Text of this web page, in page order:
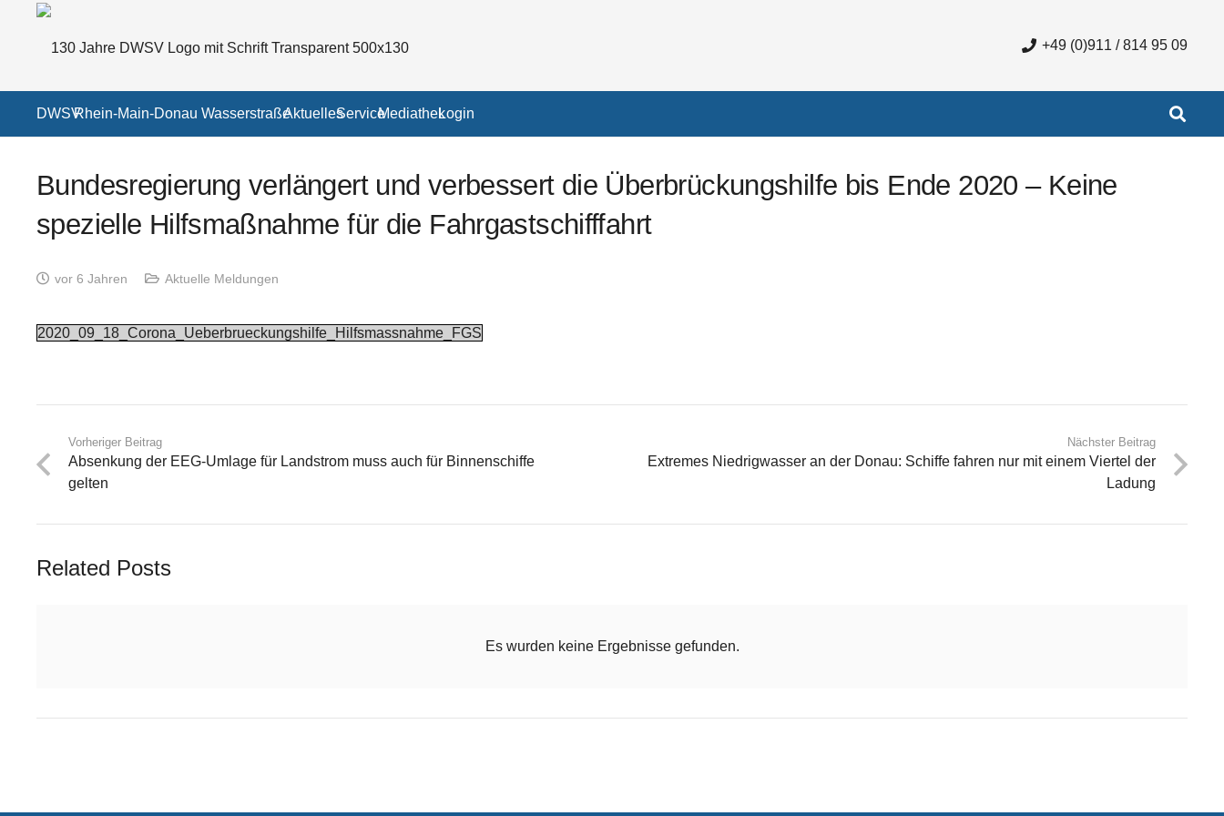
+49 (0)911 / 814 95 09
DWSVRhein-Main-Donau WasserstraßeAktuellesServiceMediathekLogin
Bundesregierung verlängert und verbessert die Überbrückungshilfe bis Ende 2020 – Keine
spezielle Hilfsmaßnahme für die Fahrgastschifffahrt
vor 6 Jahren Aktuelle Meldungen
2020_09_18_Corona_Ueberbrueckungshilfe_Hilfsmassnahme_FGS
Vorheriger Beitrag
Absenkung der EEG-Umlage für Landstrom muss auch für Binnenschiffe
gelten
Nächster Beitrag
Extremes Niedrigwasser an der Donau: Schiffe fahren nur mit einem Viertel der
Ladung
Related Posts
Es wurden keine Ergebnisse gefunden.